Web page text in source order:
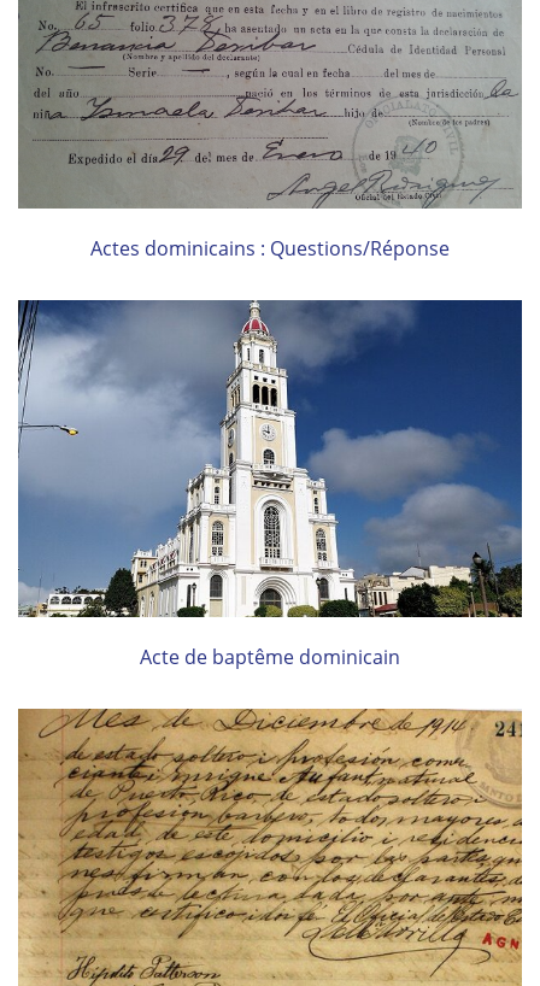
Actes dominicains : Questions/Réponse
Acte de baptême dominicain